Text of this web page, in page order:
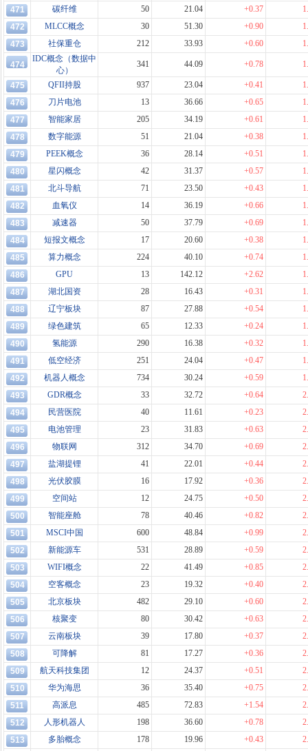
471 碳纤维 50 21.04 +0.37
472
MLCC概念 30 51.30 +0.90
473
社保重仓 212 33.93 +0.60
474
IDC概念（数据中
心）
341 44.09 +0.78
475 QFII持股 937 23.04 +0.41
476
刀片电池 13 36.66 +0.65
477
智能家居 205 34.19 +0.61
478
数字能源 51 21.04 +0.38
479
PEEK概念 36 28.14 +0.51
480
星闪概念 42 31.37 +0.57
481
北斗导航 71 23.50 +0.43
482
血氧仪 14 36.19 +0.66
483
减速器 50 37.79 +0.69
484
短报文概念 17 20.60 +0.38
485
算力概念 224 40.10 +0.74
486
GPU 13 142.12 +2.62
487
湖北国资 28 16.43 +0.31
488
辽宁板块 87 27.88 +0.54
489
绿色建筑 65 12.33 +0.24
490
氢能源 290 16.38 +0.32
491
低空经济 251 24.04 +0.47
492
机器人概念 734 30.24 +0.59
493
GDR概念 33 32.72 +0.64
494
民营医院 40 11.61 +0.23
495
电池管理 23 31.83 +0.63
496
物联网 312 34.70 +0.69
497
盐湖提锂 41 22.01 +0.44
498
光伏胶膜 16 17.92 +0.36
499
空间站 12 24.75 +0.50
500
智能座舱 78 40.46 +0.82
501
MSCI中国 600 48.84 +0.99
502
新能源车 531 28.89 +0.59
503
WIFI概念 22 41.49 +0.85
504
空客概念 23 19.32 +0.40
505
北京板块 482 29.10 +0.60
506
核聚变 80 30.42 +0.63
507
云南板块 39 17.80 +0.37
508
可降解 81 17.27 +0.36
509
航天科技集团 12 24.37 +0.51
510
华为海思 36 35.40 +0.75
511
高派息 485 72.83 +1.54
512
人形机器人 198 36.60 +0.78
513
多胎概念 178 19.96 +0.43